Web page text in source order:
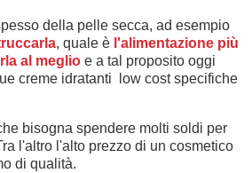
della pelle secca, ad esempio
, quale è l'alimentazione più
al meglio e a tal proposito oggi
creme idratanti low cost specifiche
bisogna spendere molti soldi per
l'altro l'alto prezzo di un cosmetico
di qualità.